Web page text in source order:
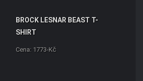
BROCK LESNAR BEAST T-
SHIRT
Cena: 1773-Kč